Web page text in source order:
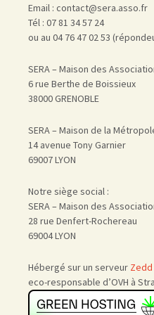
Email : contact@sera.asso.fr
Tél : 07 81 34 57 24
ou au 04 76 47 02 53
SERA – Maison des
6 rue Berthe de Boissieux
38000 GRENOBLE
SERA – Maison de la
14 avenue Tony Garnier
69007 LYON
Notre siège social :
SERA – Maison des
28 rue Denfert-Rochereau
69004 LYON
Hébergé sur un serveur Zedd
eco-responsable d’OVH à